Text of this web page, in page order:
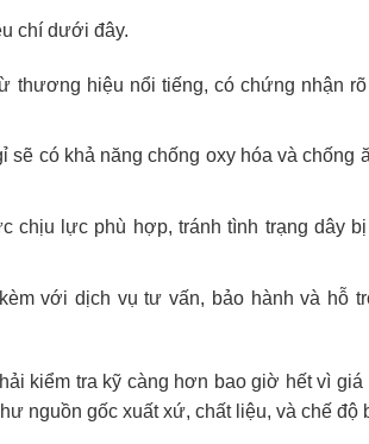
chí dưới đây.
thương hiệu nổi tiếng, có chứng nhận
có khả năng chống oxy hóa và chống
chịu lực phù hợp, tránh tình trạng dây
với dịch vụ tư vấn, bảo hành và hỗ
kiểm tra kỹ càng hơn bao giờ hết vì giá
nguồn gốc xuất xứ, chất liệu, và chế độ